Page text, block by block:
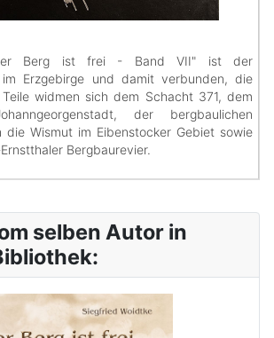
Berg ist frei - Band VII" ist der
im Erzgebirge und damit verbunden, die
widmen sich dem Schacht 371, dem
der bergbaulichen
die Wismut im Eibenstocker Gebiet sowie
Bergbaurevier.
selben Autor in